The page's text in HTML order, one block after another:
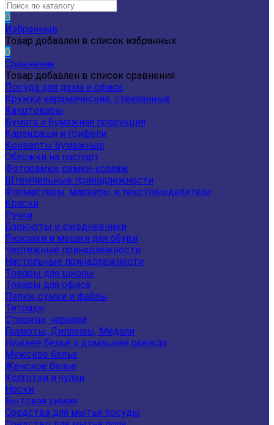
0
Избранные
Товар добавлен в список избранных
0
Сравнение
Товар добавлен в список сравнения
Посуда для дома и офиса
Кружки керамические, стеклянные
Канцтовары
Бумага и бумажная продукция
Карандаши и грифели
Конверты бумажные
Обложки на паспорт
Фоторамки, рамки-коллаж
Штемпельные принадлежности
Фломастеры, маркеры и текстовыделители
Краски
Ручки
Блокноты и ежедневники
Рюкзаки и мешки для обуви
Чертежные принадлежности
Настольные принадлежности
Товары для школы
Товары для офиса
Папки, сумки и файлы
Тетради
Стержни, чернила
Грамоты, Дипломы, Медали
Нижнее белье и домашняя одежда
Мужское белье
Женское белье
Колготки и чулки
Носки
Бытовая химия
Средства для мытья посуды